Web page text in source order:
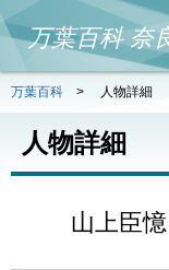
万葉百科 奈
万葉百科 > 人物詳細
人物詳細
山上臣